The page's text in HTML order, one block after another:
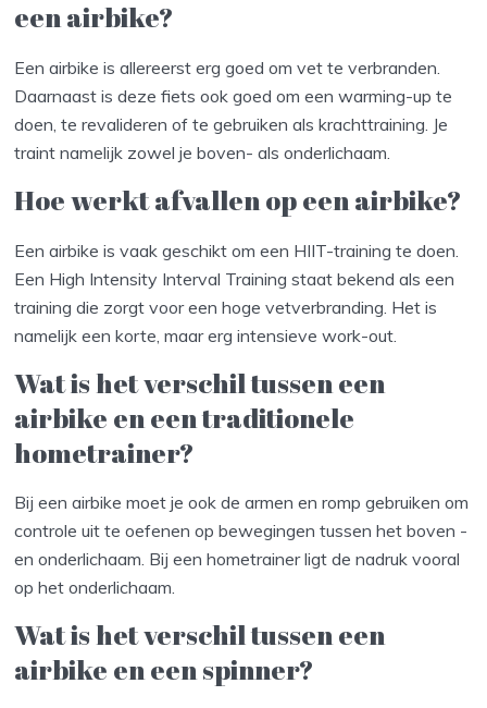
een airbike?
Een airbike is allereerst erg goed om vet te verbranden.
Daarnaast is deze fiets ook goed om een warming-up te
doen, te revalideren of te gebruiken als krachttraining. Je
traint namelijk zowel je boven- als onderlichaam.
Hoe werkt afvallen op een airbike?
Een airbike is vaak geschikt om een HIIT-training te doen.
Een High Intensity Interval Training staat bekend als een
training die zorgt voor een hoge vetverbranding. Het is
namelijk een korte, maar erg intensieve work-out.
Wat is het verschil tussen een
airbike en een traditionele
hometrainer?
Bij een airbike moet je ook de armen en romp gebruiken om
controle uit te oefenen op bewegingen tussen het boven -
en onderlichaam. Bij een hometrainer ligt de nadruk vooral
op het onderlichaam.
Wat is het verschil tussen een
airbike en een spinner?